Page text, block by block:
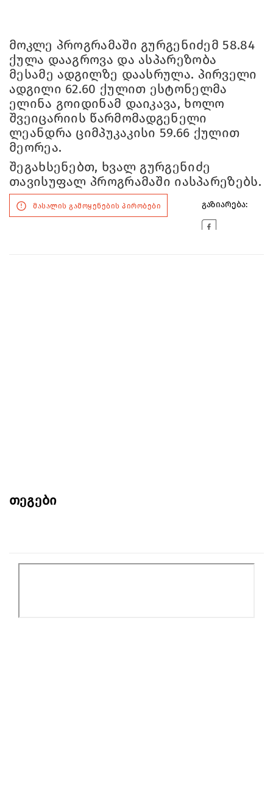
მოკლე პროგრამაში გურგენიძემ 58.84
ქულა დააგროვა და ასპარეზობა
მესამე ადგილზე დაასრულა. პირველი
ადგილი 62.60 ქულით ესტონელმა
ელინა გოიდინამ დაიკავა, ხოლო
შვეიცარიის წარმომადგენელი
ლეანდრა ციმპუკაკისი 59.66 ქულით
მეორეა.
შეგახსენებთ, ხვალ გურგენიძე
თავისუფალ პროგრამაში იასპარეზებს.
მასალის გამოყენების პირობები გაზიარება:
თეგები